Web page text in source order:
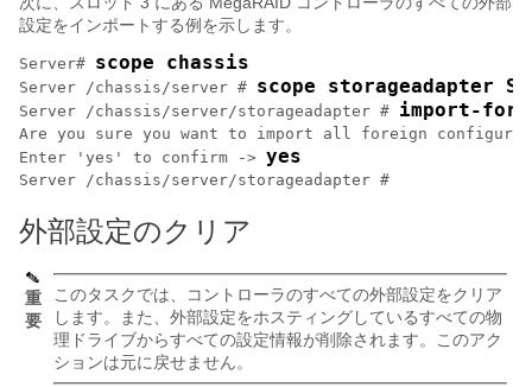
設定をインポートする例を示します。
Server# scope chassis
Server /chassis/server # scope storageadapter
Server /chassis/server/storageadapter # import-
Are you sure you want to import all foreign
Enter 'yes' to confirm -> yes
Server /chassis/server/storageadapter #
外部設定のクリア
重
要
このタスクでは、コントローラのすべての外部設定をクリア
します。また、外部設定をホスティングしているすべての物
理ドライブからすべての設定情報が削除されます。このアク
ションは元に戻せません。